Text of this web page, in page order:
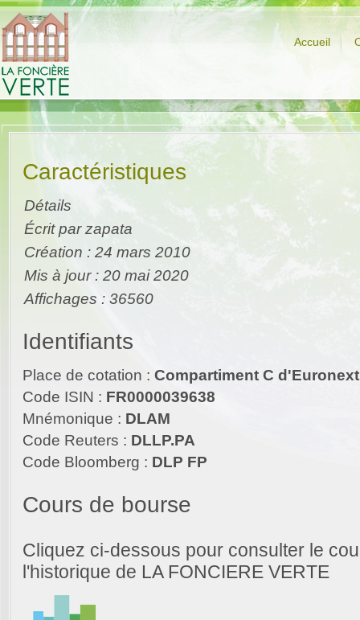
Accueil
Caractéristiques
Détails
Écrit parzapata
Création : 24 mars 2010
Mis à jour : 20 mai 2020
Affichages : 36560
Identifiants
Place de cotation : Compartiment C
Code ISIN : FR0000039638
Mnémonique : DLAM
Code Reuters : DLLP.PA
Code Bloomberg : DLP FP
Cours de bourse
Cliquez ci-dessous pour consulter le
l'historique de LA FONCIERE VERTE